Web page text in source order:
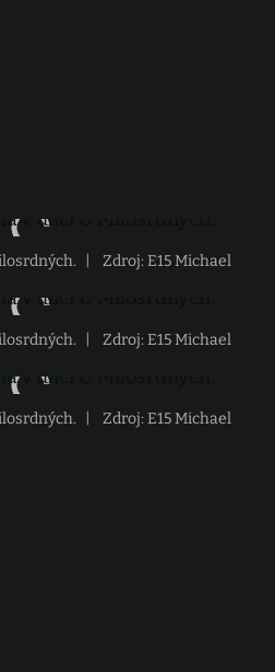
Zdroj: E15 Michael
Zdroj: E15 Michael
Zdroj: E15 Michael